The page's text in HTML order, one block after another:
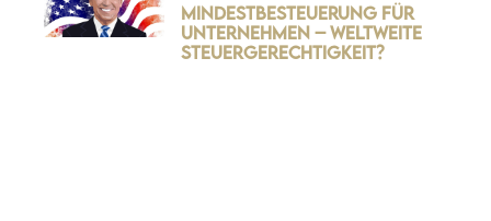
Mindestbesteuerung für
Unternehmen – weltweite
Steuergerechtigkeit?